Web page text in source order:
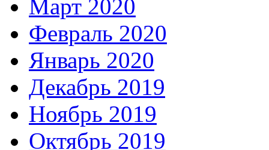
Март 2020
Февраль 2020
Январь 2020
Декабрь 2019
Ноябрь 2019
Октябрь 2019